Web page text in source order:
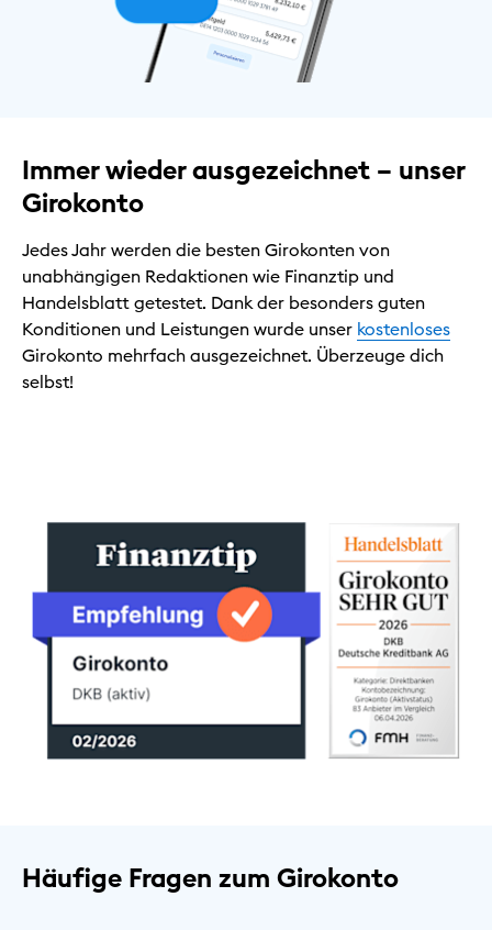
Immer wieder ausgezeichnet – unser
Girokonto
Jedes Jahr werden die besten Girokonten von
unabhängigen Redaktionen wie Finanztip und
Handelsblatt getestet. Dank der besonders guten
Konditionen und Leistungen wurde unser kostenloses
Girokonto mehrfach ausgezeichnet. Überzeuge dich
selbst!
Häufige Fragen zum Girokonto